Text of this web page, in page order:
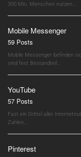
300 Mio. Menschen nutzen…
Mobile Messenger
59 Posts
Mobile Messenger befinden
sind fest Bestandteil…
YouTube
57 Posts
Fast ein Drittel aller
Zahlen,…
Pinterest